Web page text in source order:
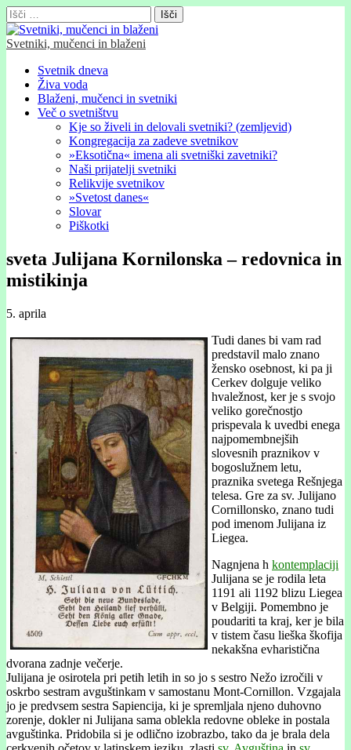
Išči:
Svetniki, mučenci in blaženi
Glavni
meni
Skip
content
Svetnik dneva
Živa voda
Blaženi, mučenci in svetniki
Več o svetništvu
Kje so živeli in delovali svetniki? (zemljevid)
Kongregacija za zadeve svetnikov
»Eksotična« imena ali svetniški zavetniki?
Naši prijatelji svetniki
Relikvije svetnikov
»Svetost danes«
Slovar
Piškotki
sveta Julijana Kornilonska – redovnica in
mistikinja
5. aprila
Tudi danes bi vam rad
predstavil malo znano
žensko osebnost, ki pa ji
Cerkev dolguje veliko
hvaležnost, ker je s svojo
veliko gorečnostjo
prispevala k uvedbi enega
najpomembnejših
slovesnih praznikov v
bogoslužnem letu,
praznika svetega Rešnjega
telesa. Gre za sv. Julijano
Cornillonsko, znano tudi
pod imenom Julijana iz
Liegea.
Nagnjena h kontemplaciji
Julijana se je rodila leta
1191 ali 1192 blizu Liegea
v Belgiji. Pomembno je
poudariti ta kraj, ker je bila
v tistem času lieška škofija
nekakšna evharistična
dvorana zadnje večerje.
Julijana je osirotela pri petih letih in so jo s sestro Nežo izročili v
oskrbo sestram avguštinkam v samostanu Mont-Cornillon. Vzgajala
jo je predvsem sestra Sapiencija, ki je spremljala njeno duhovno
zorenje, dokler ni Julijana sama oblekla redovne obleke in postala
avguštinka. Pridobila si je odlično izobrazbo, tako da je brala dela